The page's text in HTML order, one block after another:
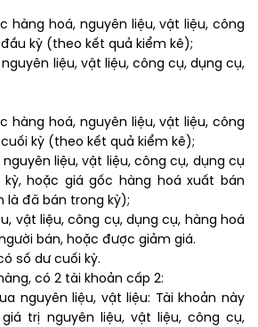
hàng hoá, nguyên liệu, vật liệu, công
kỳ (theo kết quả kiểm kê);
liệu, vật liệu, công cụ, dụng cụ,
hàng hoá, nguyên liệu, vật liệu, công
kỳ (theo kết quả kiểm kê);
liệu, vật liệu, công cụ, dụng cụ
hoặc giá gốc hàng hoá xuất bán
là đã bán trong kỳ);
vật liệu, công cụ, dụng cụ, hàng hoá
bán, hoặc được giảm giá.
số dư cuối kỳ.
có 2 tài khoản cấp 2:
nguyên liệu, vật liệu: Tài khoản này
trị nguyên liệu, vật liệu, công cụ,